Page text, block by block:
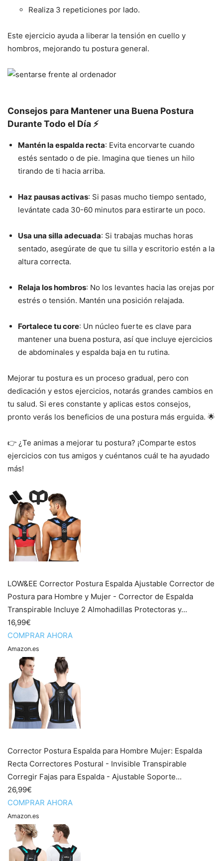
Realiza 3 repeticiones por lado.
Este ejercicio ayuda a liberar la tensión en cuello y
hombros, mejorando tu postura general.
Consejos para Mantener una Buena Postura
Durante Todo el Día ⚡️
Mantén la espalda recta: Evita encorvarte cuando
estés sentado o de pie. Imagina que tienes un hilo
tirando de ti hacia arriba.
Haz pausas activas: Si pasas mucho tiempo sentado,
levántate cada 30-60 minutos para estirarte un poco.
Usa una silla adecuada: Si trabajas muchas horas
sentado, asegúrate de que tu silla y escritorio estén a la
altura correcta.
Relaja los hombros: No los levantes hacia las orejas por
estrés o tensión. Mantén una posición relajada.
Fortalece tu core: Un núcleo fuerte es clave para
mantener una buena postura, así que incluye ejercicios
de abdominales y espalda baja en tu rutina.
Mejorar tu postura es un proceso gradual, pero con
dedicación y estos ejercicios, notarás grandes cambios en
tu salud. Si eres constante y aplicas estos consejos,
pronto verás los beneficios de una postura más erguida. 🌟
👉 ¿Te animas a mejorar tu postura? ¡Comparte estos
ejercicios con tus amigos y cuéntanos cuál te ha ayudado
más!
LOW&EE Corrector Postura Espalda Ajustable Corrector de
Postura para Hombre y Mujer - Corrector de Espalda
Transpirable Incluye 2 Almohadillas Protectoras y...
16,99€
COMPRAR AHORA
Amazon.es
Corrector Postura Espalda para Hombre Mujer: Espalda
Recta Correctores Postural - Invisible Transpirable
Corregir Fajas para Espalda - Ajustable Soporte...
26,99€
COMPRAR AHORA
Amazon.es